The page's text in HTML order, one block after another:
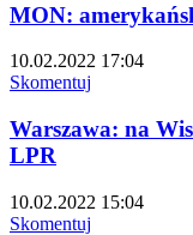
MON:
10.02.2022 17:04
Skomentuj
Warszawa: na
LPR
10.02.2022 15:04
Skomentuj